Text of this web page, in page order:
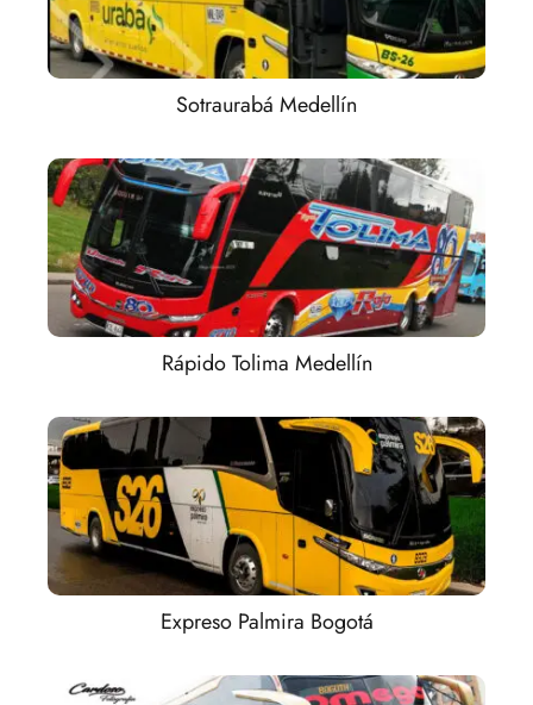
Sotraurabá Medellín
Rápido Tolima Medellín
Expreso Palmira Bogotá